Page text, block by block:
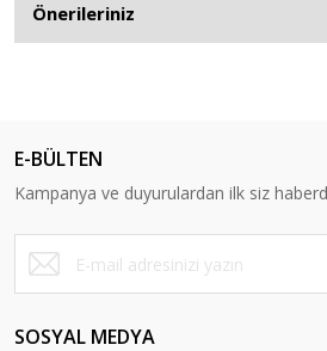
Önerileriniz
E-BÜLTEN
Kampanya ve duyurulardan ilk siz
SOSYAL MEDYA